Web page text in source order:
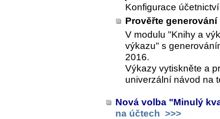
Konfigurace
Prověřte
V modulu "Knihy a
výkazu" s
2016.
Výkazy vytiskněte a
univerzální návod na
Nová volba "Minulý
na účtech >>>